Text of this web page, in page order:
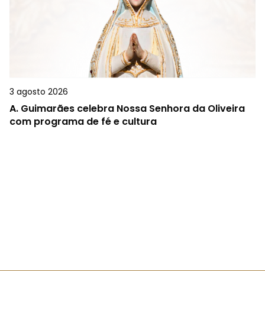
3 agosto 2026
A. Guimarães celebra Nossa Senhora da Oliveira
com programa de fé e cultura